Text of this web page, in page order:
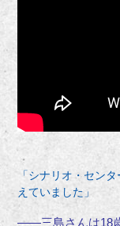
「シナリオ・セン
えていました」
――三島さんは18